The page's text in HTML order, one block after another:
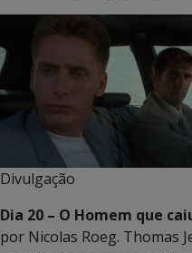
Divulgação
Dia 20 – O Homem que
por Nicolas Roeg. Thomas